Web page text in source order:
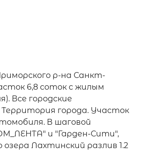
р-на Санкт-
6,8 соток c жилым
Все городские
города. Участок
В шаговой
и "Гарден-Сити",
Лахтинский разлив 1.2